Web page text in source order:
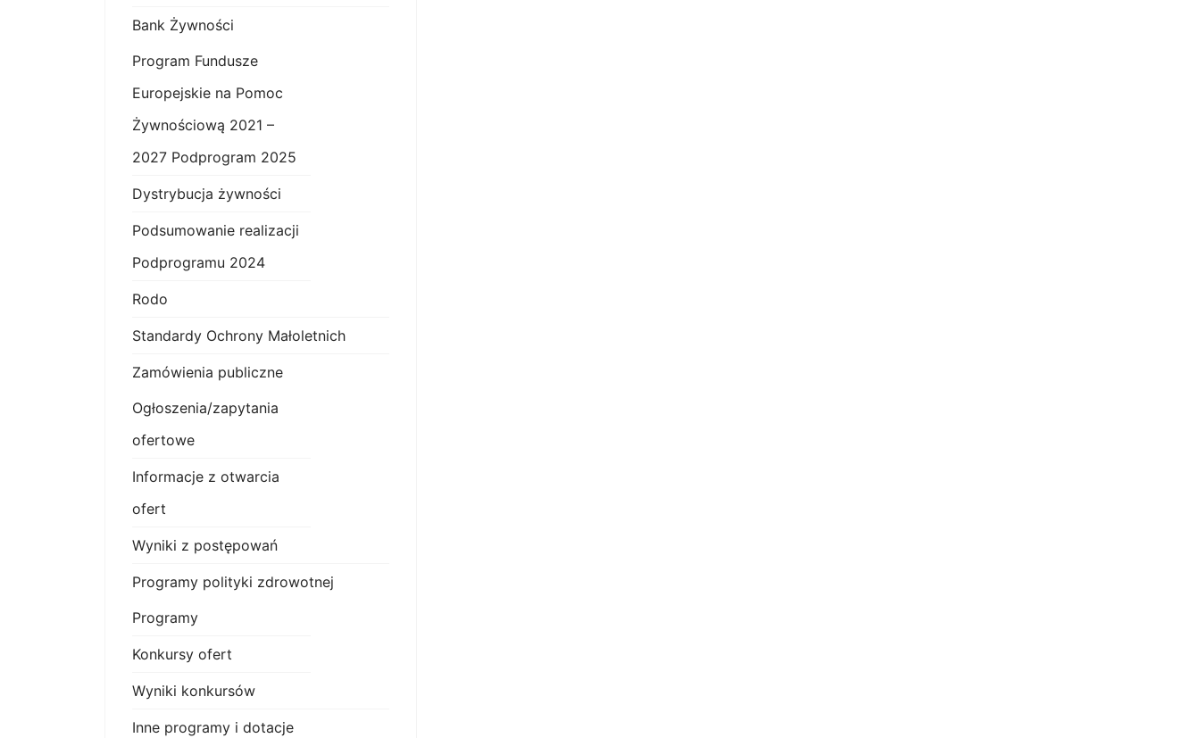
Bank Żywności
Program Fundusze
Europejskie na Pomoc
Żywnościową 2021 –
2027 Podprogram 2025
Dystrybucja żywności
Podsumowanie realizacji
Podprogramu 2024
Rodo
Standardy Ochrony Małoletnich
Zamówienia publiczne
Ogłoszenia/zapytania
ofertowe
Informacje z otwarcia
ofert
Wyniki z postępowań
Programy polityki zdrowotnej
Programy
Konkursy ofert
Wyniki konkursów
Inne programy i dotacje